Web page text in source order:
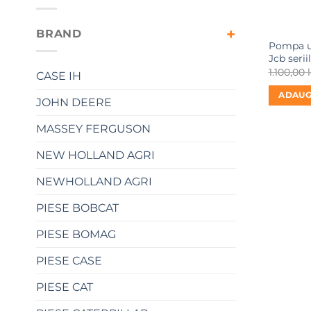
BRAND
CASE IH
JOHN DEERE
MASSEY FERGUSON
NEW HOLLAND AGRI
NEWHOLLAND AGRI
PIESE BOBCAT
PIESE BOMAG
PIESE CASE
PIESE CAT
Pompa
Jcb
1.100,00